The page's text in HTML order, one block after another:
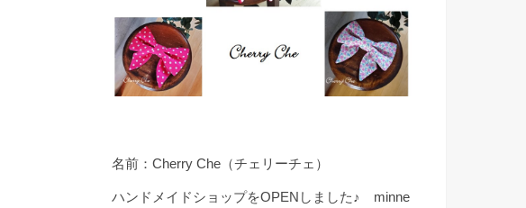
名前：Cherry Che（チェリーチェ）
ハンドメイドショップをOPENしました♪ minne